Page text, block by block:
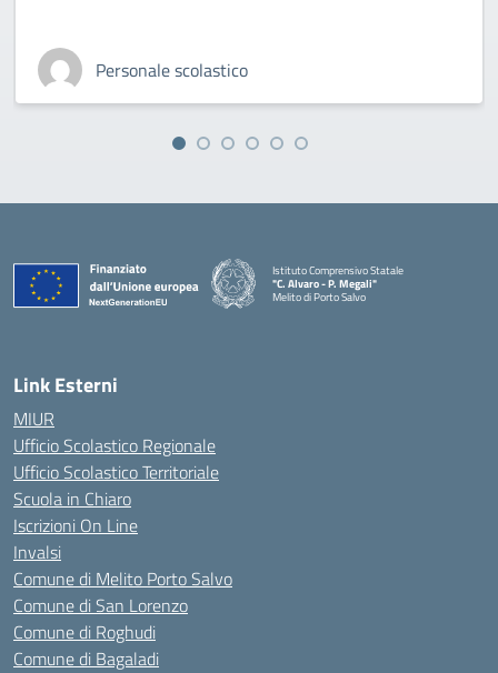
Personale scolastico
Istituto Comprensivo Statale
"C. Alvaro - P. Megali"
Melito di Porto Salvo
Link Esterni
MIUR
Ufficio Scolastico Regionale
Ufficio Scolastico Territoriale
Scuola in Chiaro
Iscrizioni On Line
Invalsi
Comune di Melito Porto Salvo
Comune di San Lorenzo
Comune di Roghudi
Comune di Bagaladi